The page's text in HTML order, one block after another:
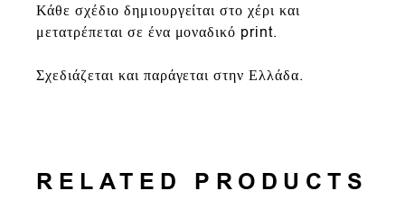
Κάθε σχέδιο δημιουργείται στο χέρι και
μετατρέπεται σε ένα μοναδικό print.
Σχεδιάζεται και παράγεται στην Ελλάδα.
RELATED PRODUCTS